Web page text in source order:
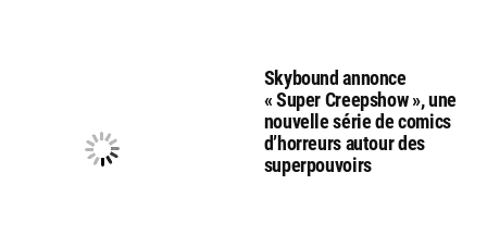
Skybound annonce
« Super Creepshow », une
nouvelle série de comics
d’horreurs autour des
superpouvoirs